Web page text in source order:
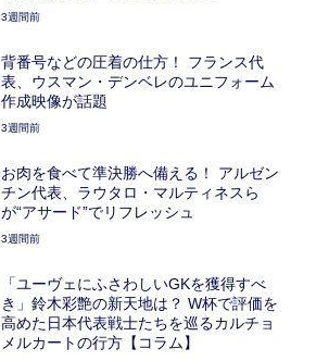
3週間前
背番号などの圧着の仕方！ フランス代
表、ウスマン・デンベレのユニフォーム
作成映像が話題
3週間前
お肉を食べて準決勝へ備える！ アルゼン
チン代表、ラウタロ・マルティネスら
が“アサード”でリフレッシュ
3週間前
「ユーヴェにふさわしいGKを獲得すべ
き」鈴木彩艶の新天地は？ W杯で評価を
高めた日本代表戦士たちを巡るカルチョ
メルカートの行方【コラム】